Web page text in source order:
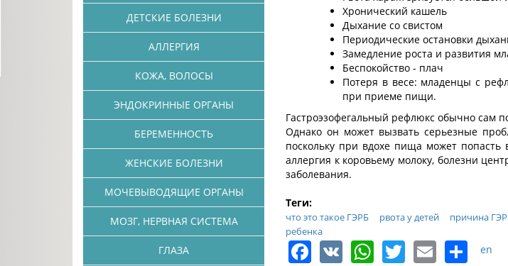
Хронический кашель
Дыхание со свистом
Периодические остановки
Замедление роста и развития
Беспокойство - плач
Потеря в весе: младенцы с
при приеме пищи.
Гастроэзофегальный рефлюкс обычно сам
Однако он может вызвать серьезные
поскольку при вдохе пища может попасть
аллергия к коровьему молоку, болезни
заболевания.
Теги:
что это такое ГЭРБ рвота у детей причина
ребенка
Facebook
VK WhatsApp
TwitterEmail
en
ДЕТСКИЕ БОЛЕЗНИ
АЛЛЕРГИЯ
КОЖА, ВОЛОСЫ
ЭНДОКРИННЫЕ ОРГАНЫ
БЕРЕМЕННОСТЬ
ЖЕНСКИЕ БОЛЕЗНИ
МОЧЕВЫВОДЯЩИЕ ОРГАНЫ
МОЗГ, НЕРВНАЯ СИСТЕМА
ГЛАЗА